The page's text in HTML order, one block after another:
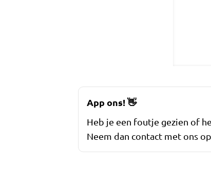
App ons!👋
Heb je een foutje gezien of
Neem dan contact met ons op.